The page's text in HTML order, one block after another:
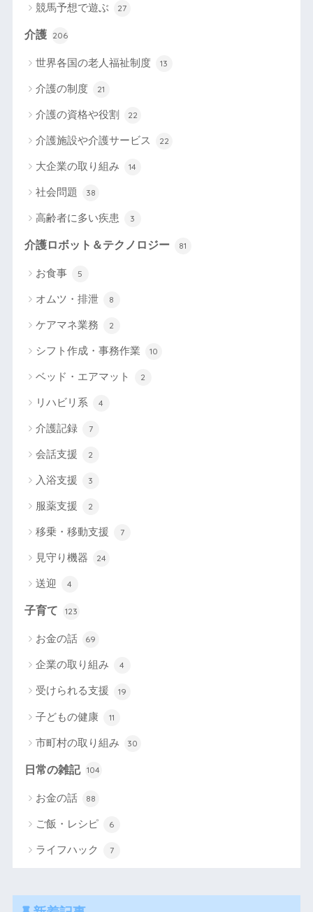
競馬予想で遊ぶ 27
介護 206
世界各国の老人福祉制度 13
介護の制度 21
介護の資格や役割 22
介護施設や介護サービス 22
大企業の取り組み 14
社会問題 38
高齢者に多い疾患 3
介護ロボット＆テクノロジー 81
お食事 5
オムツ・排泄 8
ケアマネ業務 2
シフト作成・事務作業 10
ベッド・エアマット 2
リハビリ系 4
介護記録 7
会話支援 2
入浴支援 3
服薬支援 2
移乗・移動支援 7
見守り機器 24
送迎 4
子育て 123
お金の話 69
企業の取り組み 4
受けられる支援 19
子どもの健康 11
市町村の取り組み 30
日常の雑記 104
お金の話 88
ご飯・レシピ 6
ライフハック 7